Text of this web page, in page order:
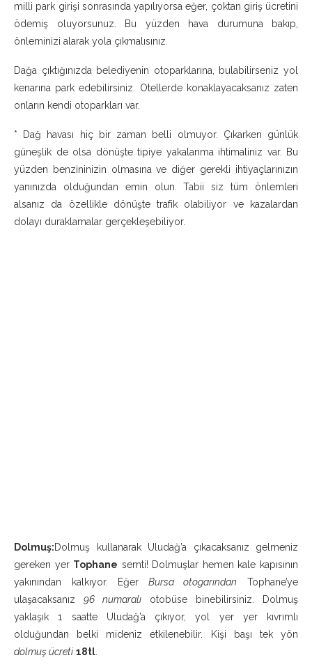
milli park girişi sonrasında yapılıyorsa eğer, çoktan giriş ücretini
ödemiş oluyorsunuz. Bu yüzden hava durumuna bakıp,
önleminizi alarak yola çıkmalısınız.
Dağa çıktığınızda belediyenin otoparklarına, bulabilirseniz yol
kenarına park edebilirsiniz. Otellerde konaklayacaksanız zaten
onların kendi otoparkları var.
* Dağ havası hiç bir zaman belli olmuyor. Çıkarken günlük
güneşlik de olsa dönüşte tipiye yakalanma ihtimaliniz var. Bu
yüzden benzininizin olmasına ve diğer gerekli ihtiyaçlarınızın
yanınızda olduğundan emin olun. Tabii siz tüm önlemleri
alsanız da özellikle dönüşte trafik olabiliyor ve kazalardan
dolayı duraklamalar gerçekleşebiliyor.
Dolmuş:Dolmuş kullanarak Uludağ’a çıkacaksanız gelmeniz
gereken yer Tophane semti! Dolmuşlar hemen kale kapısının
yakınından kalkıyor. Eğer Bursa otogarından Tophane’ye
ulaşacaksanız 96 numaralı otobüse binebilirsiniz. Dolmuş
yaklaşık 1 saatte Uludağ’a çıkıyor, yol yer yer kıvrımlı
olduğundan belki mideniz etkilenebilir. Kişi başı tek yön
dolmuş ücreti 18tl